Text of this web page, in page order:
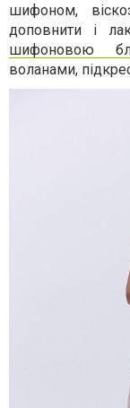
шифоном,
доповнити і
шифоновою
воланами,